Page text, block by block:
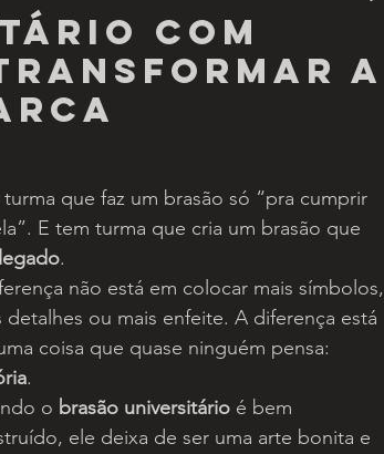
COM
A
turma que faz um brasão só “pra cumprir
E tem turma que cria um brasão que
legado.
não está em colocar mais símbolos,
detalhes ou mais enfeite. A diferença está
coisa que quase ninguém pensa:
.
o brasão universitário é bem
ele deixa de ser uma arte bonita e